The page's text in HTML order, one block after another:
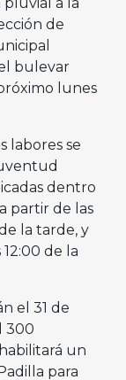
de
bulevar
lunes
labores se
dentro
partir de las
la tarde, y
de la
el 31 de
300
un
para